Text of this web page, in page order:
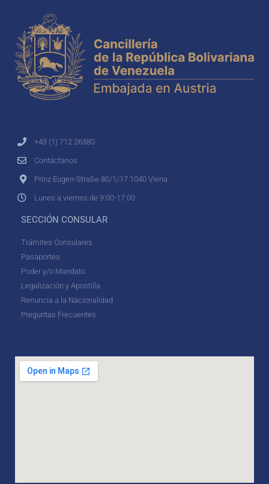
+43 (1) 712 26380
Contáctanos
Prinz Eugen-Straße 80/1/17 1040 Viena
Lunes a viernes de 9:00-17:00
SECCIÓN CONSULAR
Trámites Consulares
Pasaportes
Poder y/o Mandato
Legalización y Apostilla
Renuncia a la Nacionalidad
Preguntas Frecuentes